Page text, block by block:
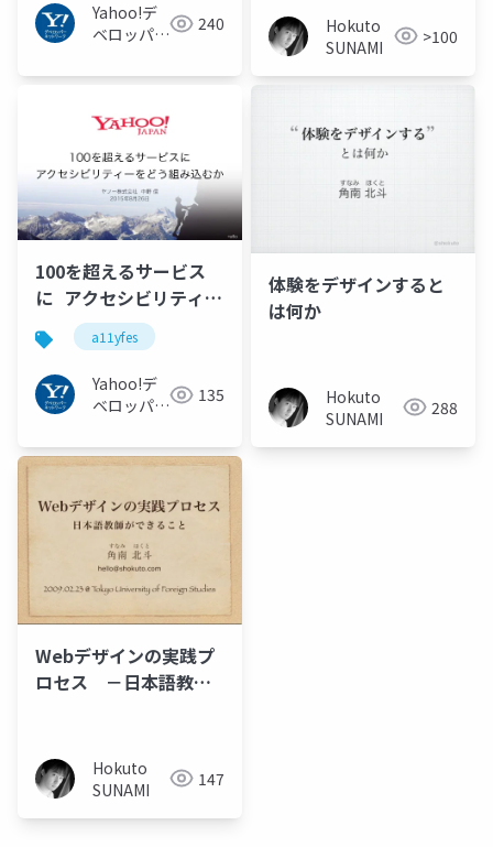
Yahoo!デ
ベロッパー
ク
240
Hokuto
SUNAMI
>100
100を超えるサービス
に アクセシビリティー
をどう組み込むか #
#a11yfes
a11yfes
Yahoo!デ
ベロッパー
ク
135
体験をデザインすると
は何か
Hokuto
SUNAMI
288
Webデザインの実践プ
ロセス －日本語教師
Hokuto
SUNAMI
147